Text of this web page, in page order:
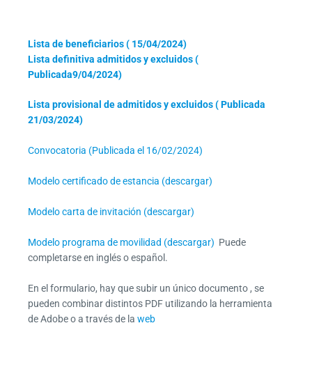
Lista de beneficiarios ( 15/04/2024)
Lista definitiva admitidos y excluidos (
Publicada9/04/2024)
Lista provisional de admitidos y excluidos ( Publicada
21/03/2024)
Convocatoria (Publicada el 16/02/2024)
Modelo certificado de estancia (descargar)
Modelo carta de invitación (descargar)
Modelo programa de movilidad (descargar) Puede
completarse en inglés o español.
En el formulario, hay que subir un único documento , se
pueden combinar distintos PDF utilizando la herramienta
de Adobe o a través de la web